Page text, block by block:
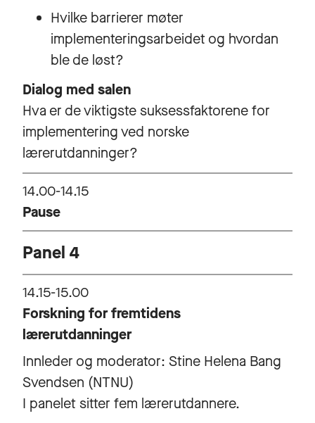
Hvilke barrierer møter
implementeringsarbeidet og hvordan
ble de løst?
Dialog med salen
Hva er de viktigste suksessfaktorene for
implementering ved norske
lærerutdanninger?
14.00-14.15
Pause
Panel 4
14.15-15.00
Forskning for fremtidens
lærerutdanninger
Innleder og moderator: Stine Helena Bang
Svendsen (NTNU)
I panelet sitter fem lærerutdannere.